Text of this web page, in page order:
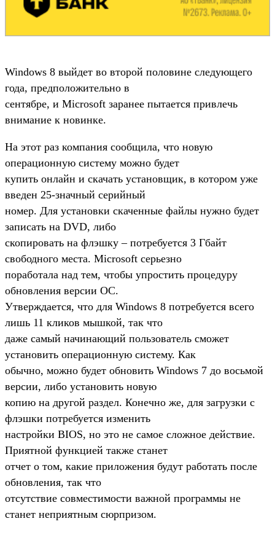
Windows 8 выйдет во второй половине следующего
года, предположительно в
сентябре, и Microsoft заранее пытается привлечь
внимание к новинке.
На этот раз компания сообщила, что новую
операционную систему можно будет
купить онлайн и скачать установщик, в котором уже
введен 25-значный серийный
номер. Для установки скаченные файлы нужно будет
записать на DVD, либо
скопировать на флэшку – потребуется 3 Гбайт
свободного места. Microsoft серьезно
поработала над тем, чтобы упростить процедуру
обновления версии ОС.
Утверждается, что для Windows 8 потребуется всего
лишь 11 кликов мышкой, так что
даже самый начинающий пользователь сможет
установить операционную систему. Как
обычно, можно будет обновить Windows 7 до восьмой
версии, либо установить новую
копию на другой раздел. Конечно же, для загрузки с
флэшки потребуется изменить
настройки BIOS, но это не самое сложное действие.
Приятной функцией также станет
отчет о том, какие приложения будут работать после
обновления, так что
отсутствие совместимости важной программы не
станет неприятным сюрпризом.